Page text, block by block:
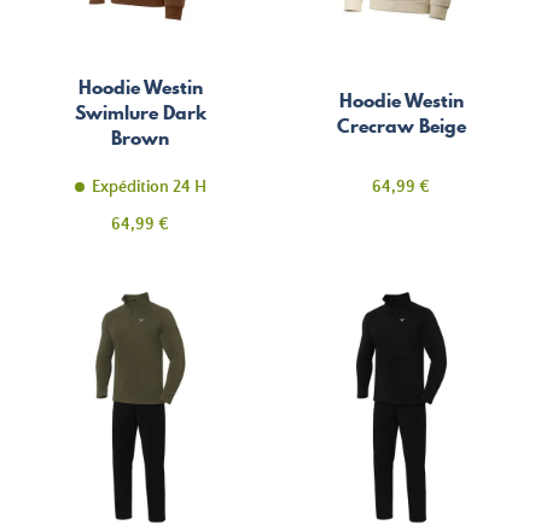
Hoodie Westin
Swimlure Dark
Brown
Expédition 24 H
Prix
64,99 €
Hoodie Westin
Crecraw Beige
Prix
64,99 €